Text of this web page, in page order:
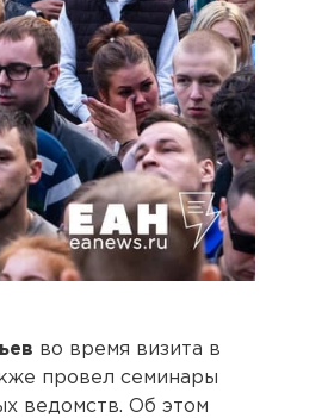
во время визита в
провел семинары
ведомств. Об этом